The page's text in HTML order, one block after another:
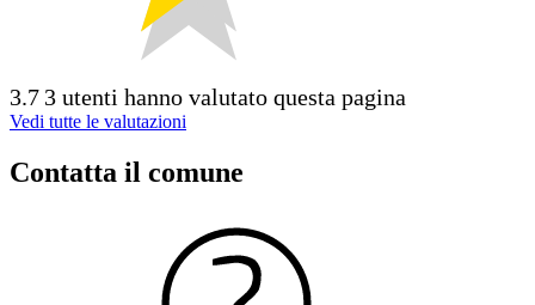
3.7 3 utenti hanno valutato questa pagina
Vedi tutte le valutazioni
Contatta il comune